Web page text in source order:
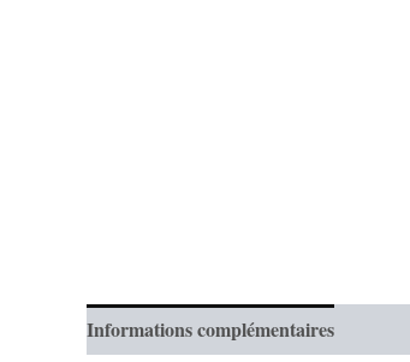
Informations complémentaires